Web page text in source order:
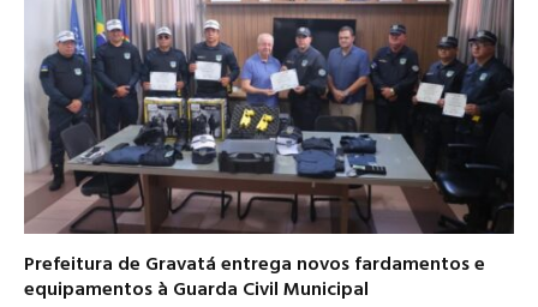
Prefeitura de Gravatá entrega novos fardamentos e
equipamentos à Guarda Civil Municipal